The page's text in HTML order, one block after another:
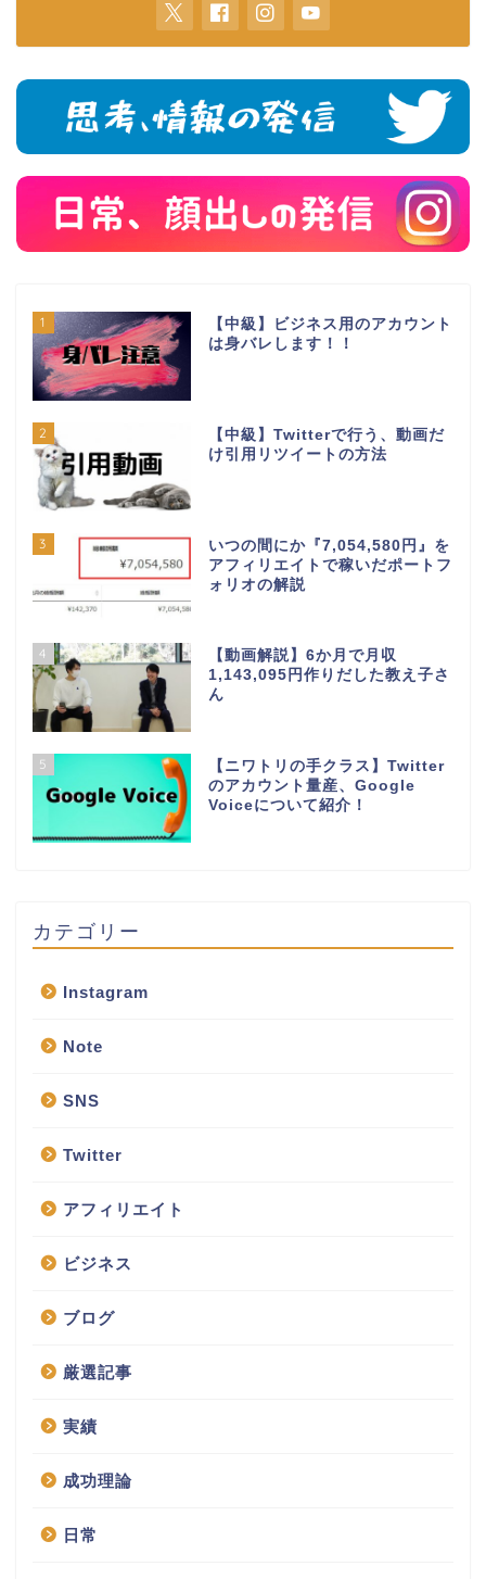
1
【中級】ビジネス用のアカウント
は身バレします！！
2
【中級】Twitterで行う、動画だ
け引用リツイートの方法
3
いつの間にか『7,054,580円』を
アフィリエイトで稼いだポートフ
ォリオの解説
4
【動画解説】6か月で月収
1,143,095円作りだした教え子さ
ん
5
【ニワトリの手クラス】Twitter
のアカウント量産、Google
Voiceについて紹介！
カテゴリー
Instagram
Note
SNS
Twitter
アフィリエイト
ビジネス
ブログ
厳選記事
実績
成功理論
日常